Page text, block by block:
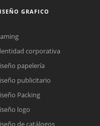
GRAFICO
corporativa
papelería
publicitario
Packing
logo
de catálogos